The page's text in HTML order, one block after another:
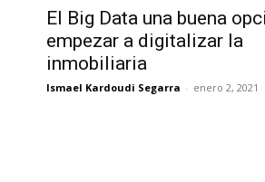
El Big Data una buena
empezar a digitalizar la
inmobiliaria
Ismael Kardoudi Segarra - enero 2, 2021